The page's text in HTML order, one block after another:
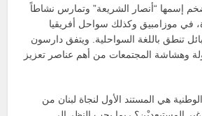
إسمها “أنصار الشريعة” وتمارس نشاطاً
في موزامبيق وكذلك سواحل أفريقيا
تنطق باللغة السواحلية. ويتفق دارسون
وهشاشة المجتمعات من أهم عناصر تعزيز
هي المستند الأول لنجاة لبنان من